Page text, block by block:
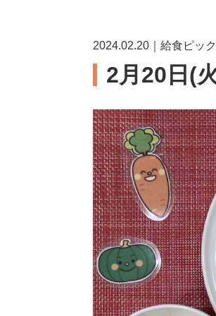
2024.02.20｜給食ピッ
2月20日(